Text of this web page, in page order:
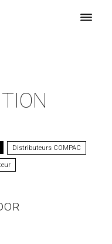
Distributeurs COMPAC